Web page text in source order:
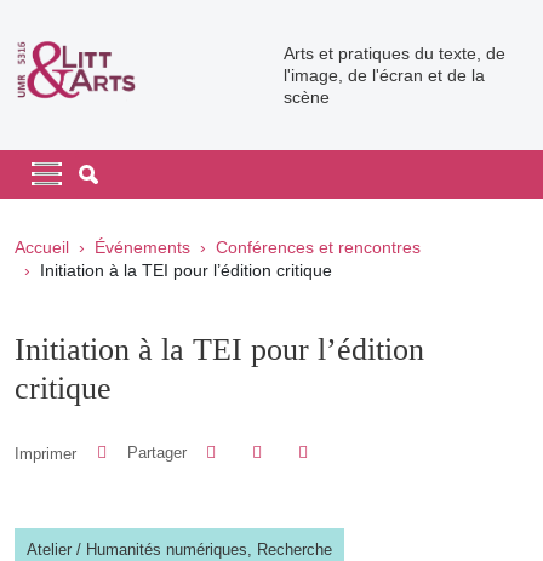
Arts et pratiques du texte, de
l'image, de l'écran et de la
scène
Navigation principale
Navigation principale mobile
Fil d'Ariane
Accueil Événements
Conférences et rencontres
Initiation à la TEI pour l’édition critique
Initiation à la TEI pour l’édition
critique
Imprimer Partager Partager sur Facebook
Partager sur LinkedIn
Atelier / Humanités numériques, Recherche